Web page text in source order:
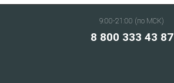
9:00-21:00 (по МСК)
8 800 333 43 87